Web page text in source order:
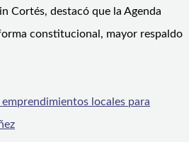
Cortés, destacó que la Agenda
constitucional, mayor respaldo